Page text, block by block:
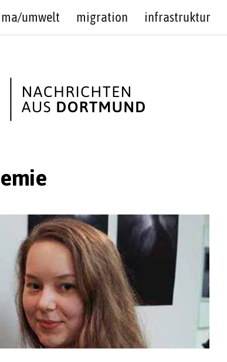
umwelt migration infrastruktur